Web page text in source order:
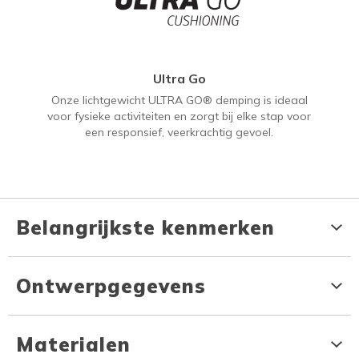
Ultra Go
Onze lichtgewicht ULTRA GO® demping is ideaal
voor fysieke activiteiten en zorgt bij elke stap voor
een responsief, veerkrachtig gevoel.
Belangrijkste kenmerken
Ontwerpgegevens
Materialen